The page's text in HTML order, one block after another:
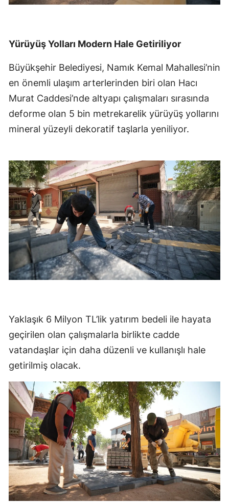
Yürüyüş Yolları Modern Hale Getiriliyor
Büyükşehir Belediyesi, Namık Kemal Mahallesi’nin
en önemli ulaşım arterlerinden biri olan Hacı
Murat Caddesi’nde altyapı çalışmaları sırasında
deforme olan 5 bin metrekarelik yürüyüş yollarını
mineral yüzeyli dekoratif taşlarla yeniliyor.
Yaklaşık 6 Milyon TL’lik yatırım bedeli ile hayata
geçirilen olan çalışmalarla birlikte cadde
vatandaşlar için daha düzenli ve kullanışlı hale
getirilmiş olacak.